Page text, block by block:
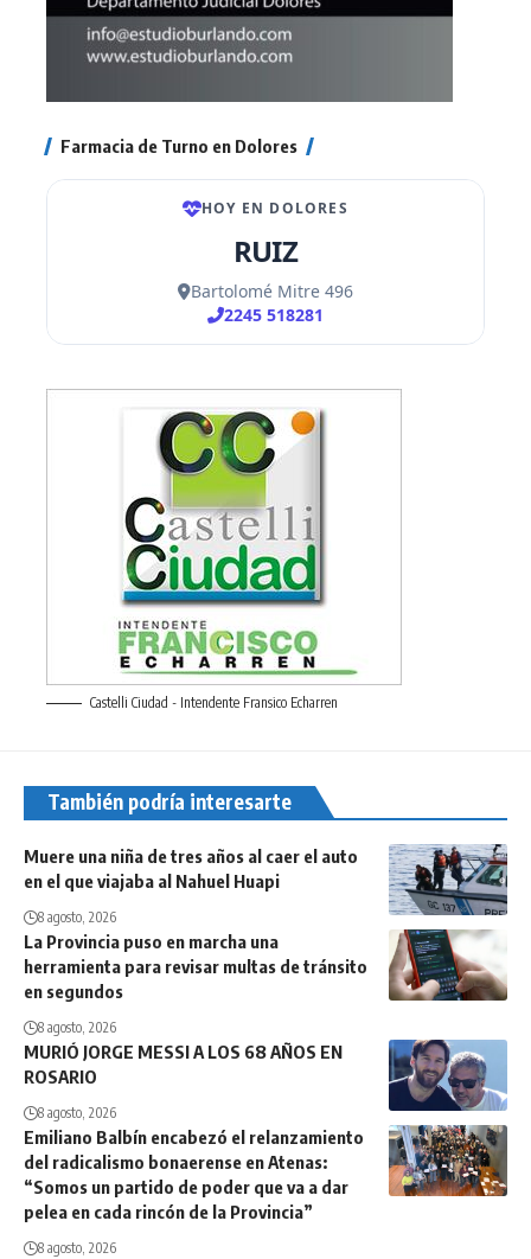
Farmacia de Turno en Dolores
Castelli Ciudad - Intendente Fransico Echarren
También podría interesarte
Muere una niña de tres años al caer el auto
en el que viajaba al Nahuel Huapi
8 agosto, 2026
La Provincia puso en marcha una
herramienta para revisar multas de tránsito
en segundos
8 agosto, 2026
MURIÓ JORGE MESSI A LOS 68 AÑOS EN
ROSARIO
8 agosto, 2026
Emiliano Balbín encabezó el relanzamiento
del radicalismo bonaerense en Atenas:
“Somos un partido de poder que va a dar
pelea en cada rincón de la Provincia”
8 agosto, 2026